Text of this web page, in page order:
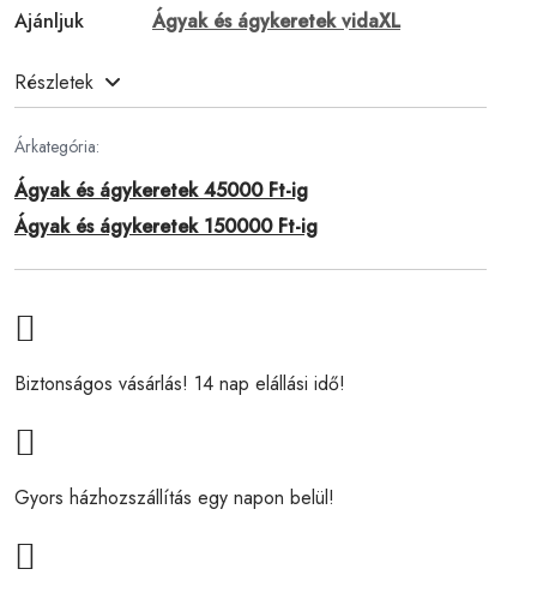
Ajánljuk
Ágyak és ágykeretek vidaXL
Részletek
Árkategória:
Ágyak és ágykeretek 45000 Ft-ig
Ágyak és ágykeretek 150000 Ft-ig
Biztonságos vásárlás! 14 nap elállási idő!
Gyors házhozszállítás egy napon belül!